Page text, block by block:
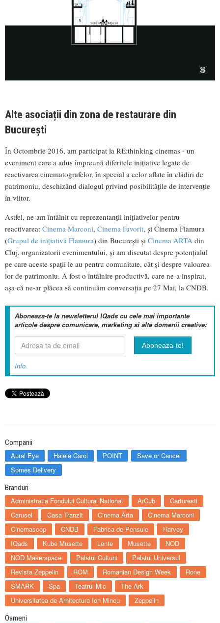
Alte asociații din zona de restaurare din
București
În Octombrie 2016, am participat la RE:thinking cinemas - un
eveniment care a adus împreună diferitele inițiative legate de
reactivarea cinematografelor, în special a celor aflate în clădiri de
patrimoniu, deschizând dialogul privind posibilitățile de intervenție
în viitor.
Astfel, ne-am întâlnit cu reprezentanții inițiativelor pentru
reactivarea: Cinema Marconi, Cinema Favorit, și Cinema Flamura
(Grupul de inițiativă Flamura) din București și Cinema ARTA din
Cluj, organizatorii evenimentului, și am discutat despre potențialul
pe care aceste spații le au pentru comunitate, cât și despre valoarea
lor de patrimoniu. A fost o întâlnire productivă, care ne-a inspirat,
așa că ne-ar plăcea să continuăm conversația pe 27 Mai, la CNDB.
Aboneaza-te la newsletterul IQads cu cele mai importante
articole despre comunicare, marketing si alte domenii creative:
Info
Companii
Aural Eye Halele Carol POINT
Save or Cancel
Somes Delivery
Branduri
Administratia Fondului Cultural National ArCub
Carturesti
Carusel
Casa Tranzit Cinema Arta
Cinema Marconi
Cinemascop
CNDB Fabrica de Pensule
Harvey
IQads
Kube Musette Lente Musette
NOD
NOD Makerspace
Palatul Culturii
Palatul Universul
Revista Zeppelin
ROM Romanian Design Week
Rone
SMARK
Spa Teatrul Mic
The Ark
Universitatea de Arhitectura Ion Mincu
Zeppelin
Oameni